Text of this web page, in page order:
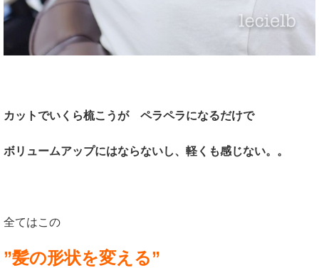
カットでいくら梳こうが ペラペラになるだけで
ボリュームアップにはならないし、軽くも感じない。。
全てはこの
”髪の形状を変える”